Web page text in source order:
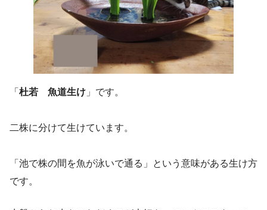
「 杜若 魚道生け 」です。
二株に分けて生けています。
「池で株の間を魚が泳いで通る」という意味がある生け方
です。